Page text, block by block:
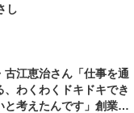
し
古江恵治さん「仕事を通
、わくわくドキドキでき
と考えたんです」創業来